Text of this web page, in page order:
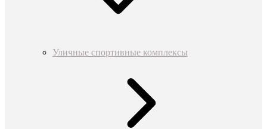
Уличные спортивные комплексы